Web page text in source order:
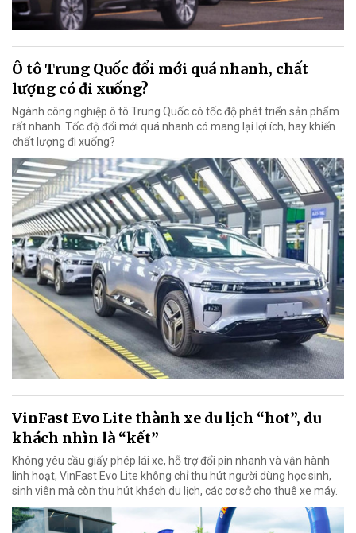
Ô tô Trung Quốc đổi mới quá nhanh, chất
lượng có đi xuống?
Ngành công nghiệp ô tô Trung Quốc có tốc độ phát triển sản phẩm
rất nhanh. Tốc độ đổi mới quá nhanh có mang lại lợi ích, hay khiến
chất lượng đi xuống?
VinFast Evo Lite thành xe du lịch “hot”, du
khách nhìn là “kết”
Không yêu cầu giấy phép lái xe, hỗ trợ đổi pin nhanh và vận hành
linh hoạt, VinFast Evo Lite không chỉ thu hút người dùng học sinh,
sinh viên mà còn thu hút khách du lịch, các cơ sở cho thuê xe máy.